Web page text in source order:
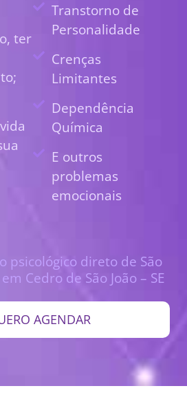
ter
Transtorno de
Personalidade
Crenças
Limitantes
Dependência
Química
E outros
problemas
emocionais
psicológico direto de São
Cedro de São João – SE
AGENDAR